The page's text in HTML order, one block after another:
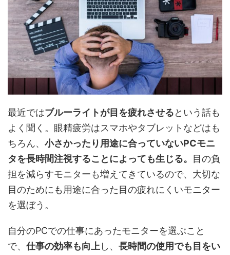
最近ではブルーライトが目を疲れさせるという話も
よく聞く。眼精疲労はスマホやタブレットなどはも
ちろん、 小さかったり用途に合っていないPCモニ
タを長時間注視することによっても生じる。 目の負
担を減らすモニターも増えてきているので、大切な
目のためにも用途に合った目の疲れにくいモニター
を選ぼう。
自分のPCでの仕事にあったモニターを選ぶこと
で、 仕事の効率も向上 し、 長時間の使用でも目をい